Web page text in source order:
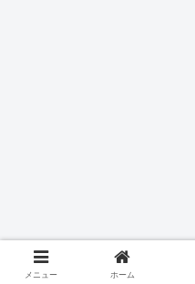
メニュー ホーム